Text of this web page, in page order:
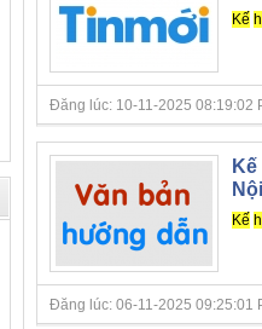
Kế
Đăng lúc: 10-11-2025 08:19:02
Nội
Kế
Đăng lúc: 06-11-2025 09:25:01